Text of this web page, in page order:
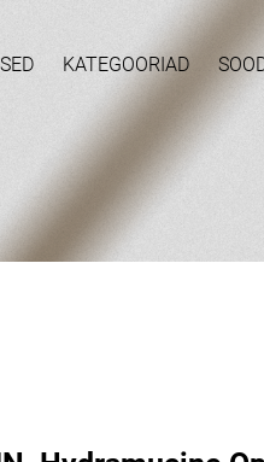
KATEGOORIAD